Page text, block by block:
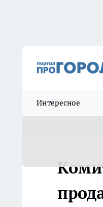
Интересное